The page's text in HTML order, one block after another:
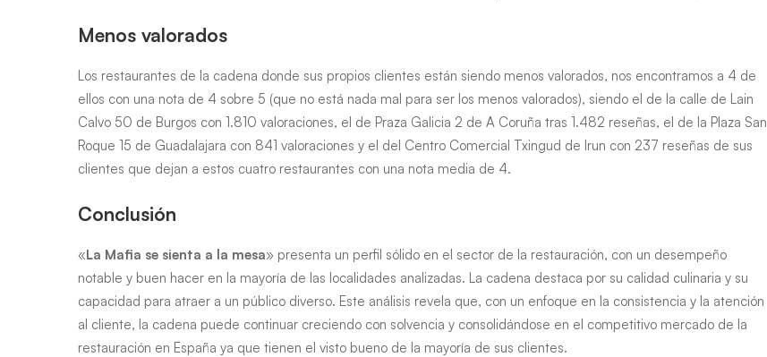
Menos valorados
Los restaurantes de la cadena donde sus propios clientes están siendo menos valorados, nos encontramos a 4 de
ellos con una nota de 4 sobre 5 (que no está nada mal para ser los menos valorados), siendo el de la calle de Lain
Calvo 50 de Burgos con 1.810 valoraciones, el de Praza Galicia 2 de A Coruña tras 1.482 reseñas, el de la Plaza San
Roque 15 de Guadalajara con 841 valoraciones y el del Centro Comercial Txingud de Irun con 237 reseñas de sus
clientes que dejan a estos cuatro restaurantes con una nota media de 4.
Conclusión
«La Mafia se sienta a la mesa» presenta un perfil sólido en el sector de la restauración, con un desempeño
notable y buen hacer en la mayoría de las localidades analizadas. La cadena destaca por su calidad culinaria y su
capacidad para atraer a un público diverso. Este análisis revela que, con un enfoque en la consistencia y la atención
al cliente, la cadena puede continuar creciendo con solvencia y consolidándose en el competitivo mercado de la
restauración en España ya que tienen el visto bueno de la mayoría de sus clientes.